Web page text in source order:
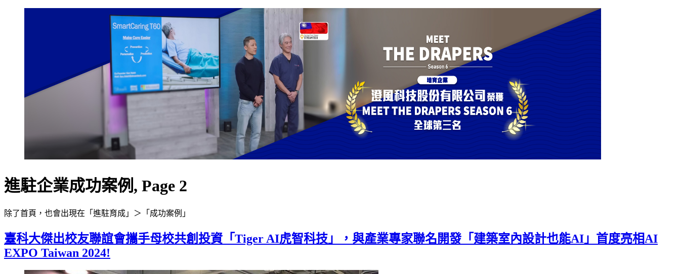
進駐企業成功案例, Page 2
除了首頁，也會出現在「進駐育成」＞「成功案例」
臺科大傑出校友聯誼會攜手母校共創投資「Tiger AI虎智科技」，與產業專家聯名開發「建築室內設計也能AI」首度亮相AI
EXPO Taiwan 2024!